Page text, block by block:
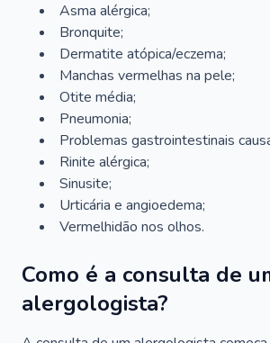
Asma alérgica;
Bronquite;
Dermatite atópica/eczema;
Manchas vermelhas na pele;
Otite média;
Pneumonia;
Problemas gastrointestinais
Rinite alérgica;
Sinusite;
Urticária e angioedema;
Vermelhidão nos olhos.
Como é a consulta de
alergologista?